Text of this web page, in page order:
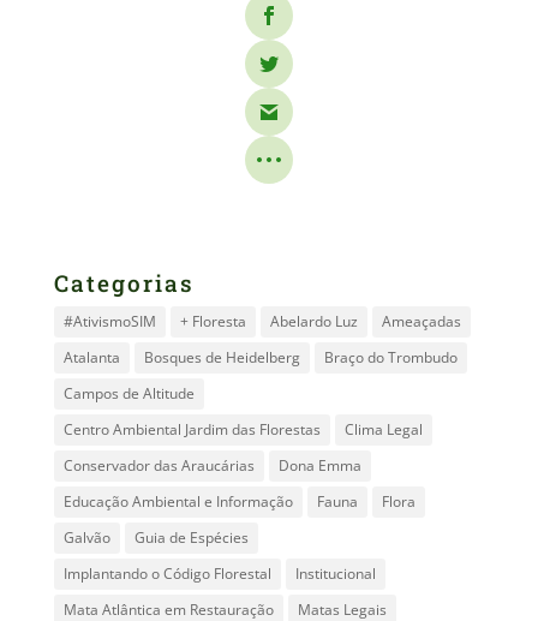
Categorias
#AtivismoSIM + Floresta Abelardo Luz
Ameaçadas
Atalanta
Bosques de Heidelberg
Braço do Trombudo
Campos de Altitude
Centro Ambiental Jardim das Florestas
Clima Legal
Conservador das Araucárias
Dona Emma
Educação Ambiental e Informação
Fauna
Flora
Galvão
Guia de Espécies
Implantando o Código Florestal
Institucional
Mata Atlântica em Restauração
Matas Legais